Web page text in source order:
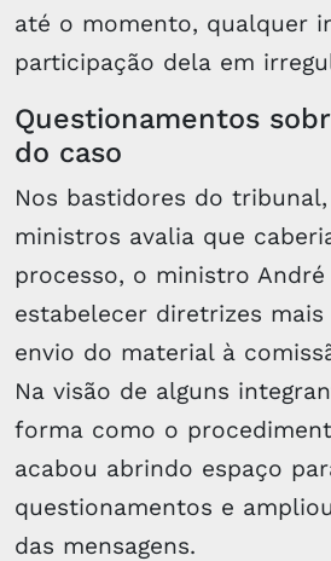
até o momento, qualquer
participação dela em
Questionamentos
do caso
Nos bastidores do
ministros avalia que
processo, o ministro André
estabelecer diretrizes
envio do material à
Na visão de alguns
forma como o
acabou abrindo espaço
questionamentos e
das mensagens.